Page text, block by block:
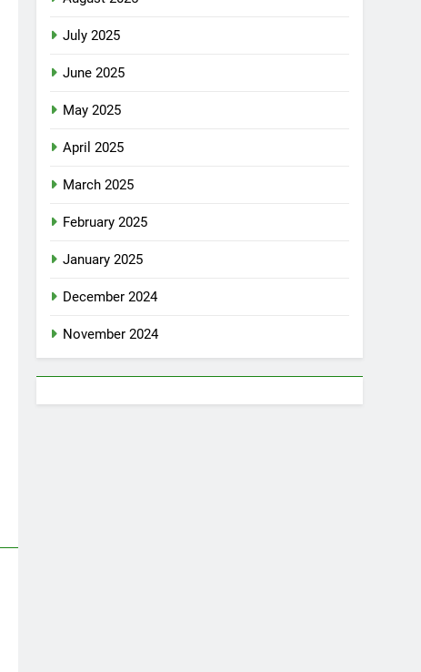
July 2025
June 2025
May 2025
April 2025
March 2025
February 2025
January 2025
December 2024
November 2024